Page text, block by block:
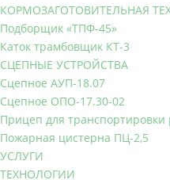
КОРМОЗАГОТОВИТЕЛЬНАЯ
Подборщик «ТПФ-45»
Каток трамбовщик КТ-3
СЦЕПНЫЕ УСТРОЙСТВА
Сцепное АУП-18.07
Сцепное ОПО-17.30-02
Прицеп для транспортировки
Пожарная цистерна ПЦ-2,5
УСЛУГИ
ТЕХНОЛОГИИ